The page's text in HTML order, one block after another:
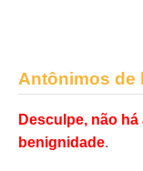
Antônimos de
Desculpe, não
benignidade.